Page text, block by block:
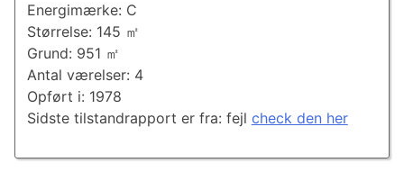
Energimærke: C
Størrelse: 145 ㎡
Grund: 951 ㎡
Antal værelser: 4
Opført i: 1978
Sidste tilstandrapport er fra: fejl check den her